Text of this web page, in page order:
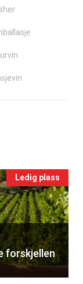
Ledig plass
forskjellen